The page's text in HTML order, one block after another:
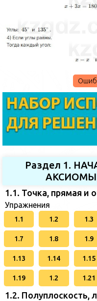
Раздел 1.
1.1. Точка, прямая и
Упражнения
1.1 1.2 1.3
1.7 1.8 1.9
1.13 1.14 1.15
1.19 1.2 1.21
1.2. Полуплоскость,